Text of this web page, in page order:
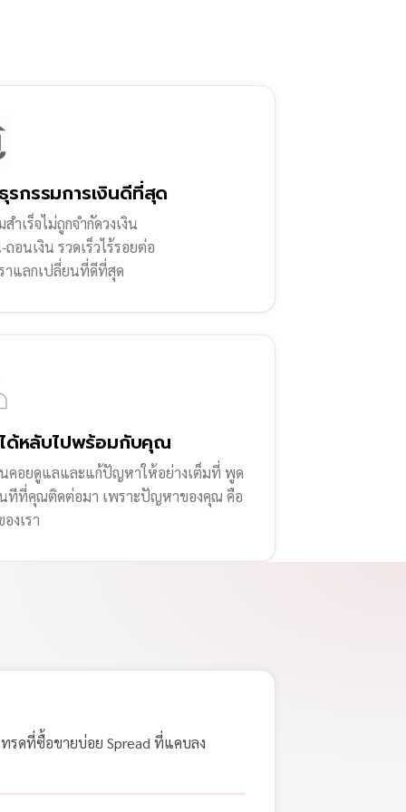
กรรมการเงินดีที่สุด
ำเร็จไม่ถูกจำกัดวงเงิน
ถอนเงิน รวดเร็วไร้รอยต่อ
าแลกเปลี่ยนที่ดีที่สุด
ได้หลับไปพร้อมกับคุณ
คอยดูแลและแก้ปัญหาให้อย่างเต็มที่ พูด
ทีที่คุณติดต่อมา เพราะปัญหาของคุณ คือ
งเรา
รดที่ซื้อขายบ่อย Spread ที่แคบลง